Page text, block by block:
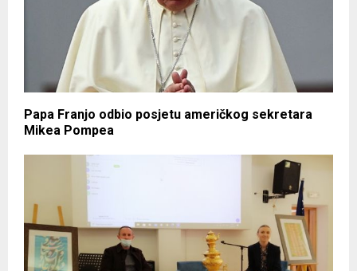
Papa Franjo odbio posjetu američkog sekretara
Mikea Pompea